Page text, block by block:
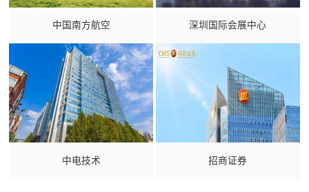
中国南方航空 深圳国际会展中心
中电技术 招商证券